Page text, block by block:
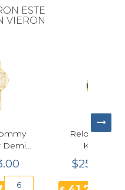
ESTE
VIERON
Reloj Calvin
Contemporary
Plateado Mujer
18mm
$250.70
6